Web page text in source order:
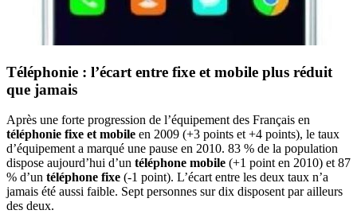
Téléphonie : l’écart entre fixe et mobile plus réduit
que jamais
Après une forte progression de l’équipement des Français en
téléphonie fixe et mobile en 2009 (+3 points et +4 points), le taux
d’équipement a marqué une pause en 2010. 83 % de la population
dispose aujourd’hui d’un téléphone mobile (+1 point en 2010) et 87
% d’un téléphone fixe (-1 point). L’écart entre les deux taux n’a
jamais été aussi faible. Sept personnes sur dix disposent par ailleurs
des deux.